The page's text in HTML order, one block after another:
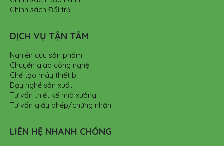
Chính sách Đổi trả
DỊCH VỤ TẬN TÂM
Nghiên cứu sản phẩm
Chuyển giao công nghệ
Chế tạo máy thiết bị
Dạy nghề sản xuất
Tư vấn thiết kế nhà xưởng
Tư vấn giấy phép/chứng nhận
LIÊN HỆ NHANH CHÓNG